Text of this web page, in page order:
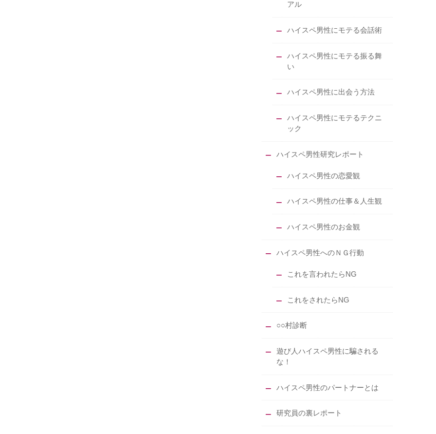
アル
ハイスペ男性にモテる会話術
ハイスペ男性にモテる振る舞
い
ハイスペ男性に出会う方法
ハイスペ男性にモテるテクニ
ック
ハイスペ男性研究レポート
ハイスペ男性の恋愛観
ハイスペ男性の仕事＆人生観
ハイスペ男性のお金観
ハイスペ男性へのＮＧ行動
これを言われたらNG
これをされたらNG
○○村診断
遊び人ハイスペ男性に騙される
な！
ハイスペ男性のパートナーとは
研究員の裏レポート